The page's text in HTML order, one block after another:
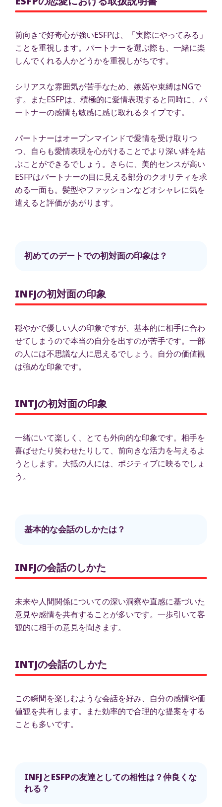
前向きで好奇心が強いESFPは、「実際にやってみる」
ことを重視します。パートナーを選ぶ際も、一緒に楽
しんでくれる人かどうかを重視しがちです。
シリアスな雰囲気が苦手なため、嫉妬や束縛はNGで
す。またESFPは、積極的に愛情表現すると同時に、パ
ートナーの感情も敏感に感じ取れるタイプです。
パートナーはオープンマインドで愛情を受け取りつ
つ、自らも愛情表現を心がけることでより深い絆を結
ぶことができるでしょう。さらに、美的センスが高い
ESFPはパートナーの目に見える部分のクオリティを求
める一面も。髪型やファッションなどオシャレに気を
遣えると評価があがります。
初めてのデートでの初対面の印象は？
INFJの初対面の印象
穏やかで優しい人の印象ですが、基本的に相手に合わ
せてしまうので本当の自分を出すのが苦手です。一部
の人には不思議な人に思えるでしょう。自分の価値観
は強めな印象です。
INTJの初対面の印象
一緒にいて楽しく、とても外向的な印象です。相手を
喜ばせたり笑わせたりして、前向きな活力を与えるよ
うとします。大抵の人には、ポジティブに映るでしょ
う。
基本的な会話のしかたは？
INFJの会話のしかた
未来や人間関係についての深い洞察や直感に基づいた
意見や感情を共有することが多いです。一歩引いて客
観的に相手の意見を聞きます。
INTJの会話のしかた
この瞬間を楽しむような会話を好み、自分の感情や価
値観を共有します。また効率的で合理的な提案をする
ことも多いです。
INFJとESFPの友達としての相性は？仲良くな
れる？